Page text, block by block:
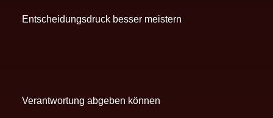
Entscheidungsdruck besser meistern
Verantwortung abgeben können